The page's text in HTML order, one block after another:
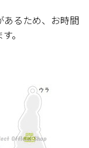
るため、お時間
。